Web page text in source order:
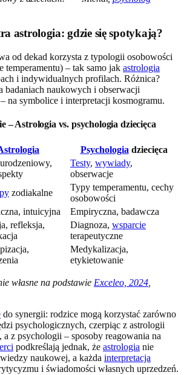
astrologia: gdzie się spotykają?
od dekad korzysta z typologii osobowości
temperamentu) – tak samo jak astrologia
i indywidualnych profilach. Różnica?
badaniach naukowych i obserwacji
– na symbolice i interpretacji kosmogramu.
– Astrologia vs. psychologia dziecięca
Psychologia dziecięca
Testy, wywiady,
obserwacje
zodiakalne
Typy temperamentu, cechy
osobowości
intuicyjna
Empiryczna, badawcza
refleksja,
Diagnoza, wsparcie
terapeutyczne
Medykalizacja,
etykietowanie
własne na podstawie Exceleo, 2024
do synergii: rodzice mogą korzystać zarówno
psychologicznych, czerpiąc z astrologii
z psychologii – sposoby reagowania na
podkreślają jednak, że astrologia nie
naukowej, a każda interpretacja
i świadomości własnych uprzedzeń.